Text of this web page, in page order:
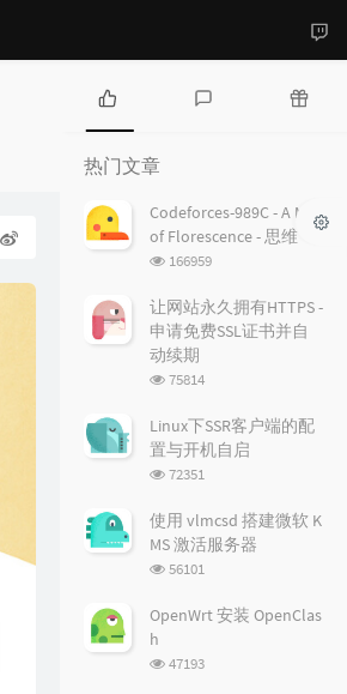
热
门
文
章
热门文章
Codeforces-989C - A Mist
of Florescence - 思维
浏
次
数:
166959
让网站永久拥有HTTPS -
申请免费SSL证书并自
动续期
浏
次
数:
75814
Linux下SSR客户端的配
置与开机自启
浏
次
数:
72351
使用 vlmcsd 搭建微软 K
MS 激活服务器
浏
次
56101
OpenWrt 安装 OpenClas
h
浏
47193